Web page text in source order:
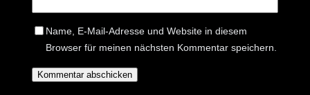
Name, E-Mail-Adresse und Website in diesem
Browser für meinen nächsten Kommentar speichern.